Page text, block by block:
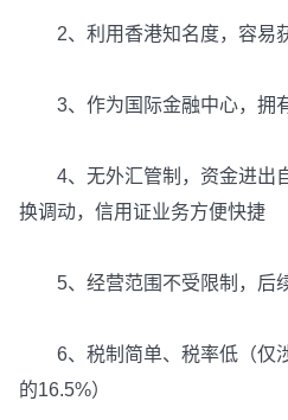
2、利用香港知名度，容易
3、作为国际金融中心，拥
4、无外汇管制，资金进出
换调动，信用证业务方便快捷
5、经营范围不受限制，后
6、税制简单、税率低（仅
的16.5%）